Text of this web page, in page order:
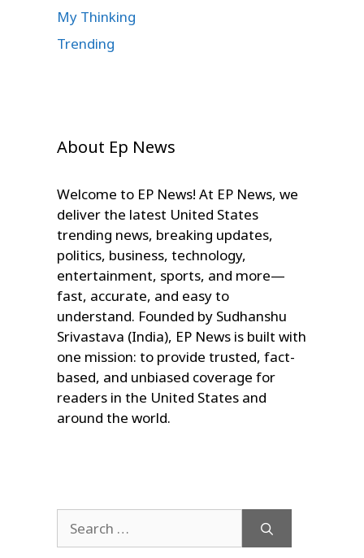
My Thinking
Trending
About Ep News
Welcome to EP News! At EP News, we
deliver the latest United States
trending news, breaking updates,
politics, business, technology,
entertainment, sports, and more—
fast, accurate, and easy to
understand. Founded by Sudhanshu
Srivastava (India), EP News is built with
one mission: to provide trusted, fact-
based, and unbiased coverage for
readers in the United States and
around the world.
for: